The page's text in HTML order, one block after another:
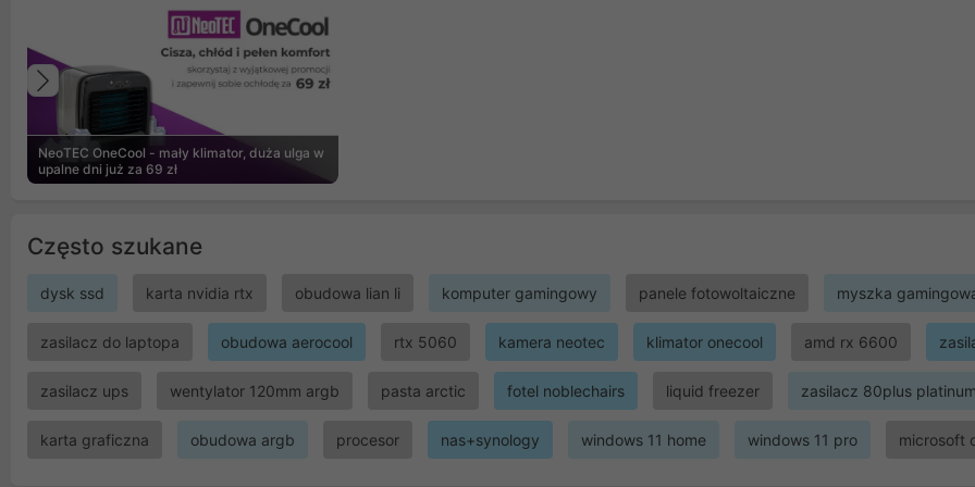
NeoTEC OneCool - mały klimator, duża ulga w
upalne dni już za 69 zł
Poprzedni
Często szukane
dysk ssd karta nvidia rtx obudowa lian li komputer gamingowy panele fotowoltaiczne myszka
zasilacz do laptopa obudowa aerocool rtx 5060 kamera neotec klimator onecool amd rx 6600
zasilacz ups wentylator 120mm argb pasta arctic fotel noblechairs liquid freezer zasilacz 80plus platinum
karta graficzna obudowa argb procesor nas+synology windows 11 home windows 11 pro microsoft